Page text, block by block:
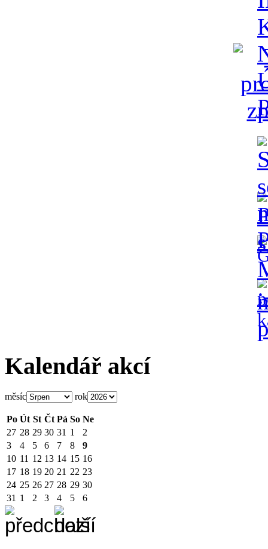
Kalendář akcí
měsíc rok
Po Út St Čt Pá So Ne
27 28 29 30 31 1
2
3
4 5 6 7 8
9
10 11 12 13 14 15 16
17 18 19 20 21 22 23
24 25 26 27 28 29 30
31 1 2 3 4 5 6